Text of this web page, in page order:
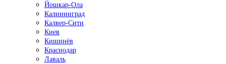
Йошкар-Ола
Калининград
Калвер-Сити
Киев
Кишинёв
Краснодар
Лаваль